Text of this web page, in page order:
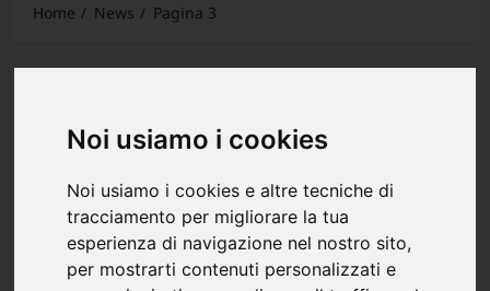
Noi usiamo i cookies
Noi usiamo i cookies e altre tecniche di
tracciamento per migliorare la tua
esperienza di navigazione nel nostro sito,
per mostrarti contenuti personalizzati e
Home
News Pagina 3